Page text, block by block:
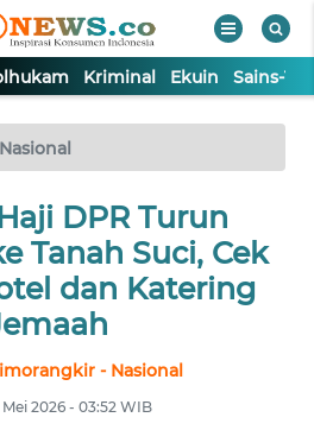
Kriminal Ekuin Sains-
Nasional
DPR Turun
Tanah Suci, Cek
dan Katering
- Nasional
Mei 2026 - 03:52 WIB